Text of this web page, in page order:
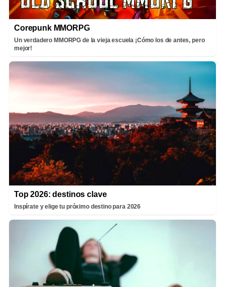
Corepunk MMORPG
Un verdadero MMORPG de la vieja escuela ¡Cómo los de antes, pero
mejor!
Top 2026: destinos clave
Inspírate y elige tu próximo destino para 2026